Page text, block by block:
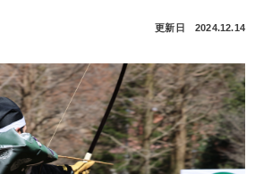
更新日 2024.12.14